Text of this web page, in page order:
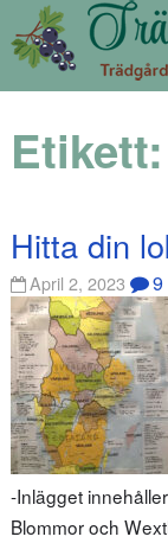
Etikett:
Hitta din
April 2, 2023 9
-Inlägget
Blommor och